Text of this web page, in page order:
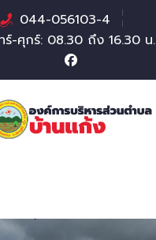
044-056103-4
ร์-ศุกร์: 08.30 ถึง 16.30 น.